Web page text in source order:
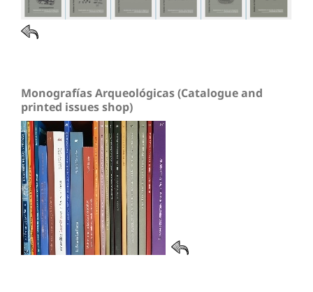
Monografías Arqueológicas (Catalogue and
printed issues shop)